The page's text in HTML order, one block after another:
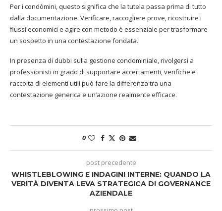
Per i condòmini, questo significa che la tutela passa prima di tutto
dalla documentazione. Verificare, raccogliere prove, ricostruire i
flussi economici e agire con metodo è essenziale per trasformare
un sospetto in una contestazione fondata.
In presenza di dubbi sulla gestione condominiale, rivolgersi a
professionisti in grado di supportare accertamenti, verifiche e
raccolta di elementi utili può fare la differenza tra una
contestazione generica e un’azione realmente efficace.
0
post precedente
WHISTLEBLOWING E INDAGINI INTERNE: QUANDO LA
VERITÀ DIVENTA LEVA STRATEGICA DI GOVERNANCE
AZIENDALE